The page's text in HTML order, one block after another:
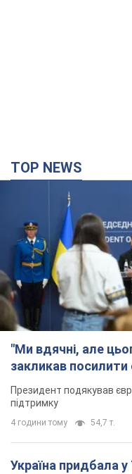
TOP NEWS
"Ми вдячні, але
закликав посилити
Президент подякував
підтримку
4 години тому 54,7 т.
Україна придбала